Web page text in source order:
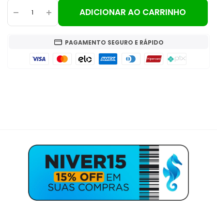
ADICIONAR AO CARRINHO
PAGAMENTO SEGURO E RÁPIDO